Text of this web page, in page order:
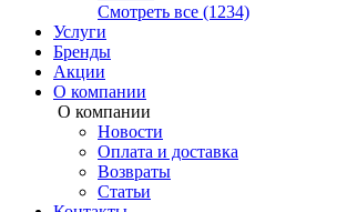
Смотреть все (1234)
Услуги
Бренды
Акции
О компании
О компании
Новости
Оплата и доставка
Возвраты
Статьи